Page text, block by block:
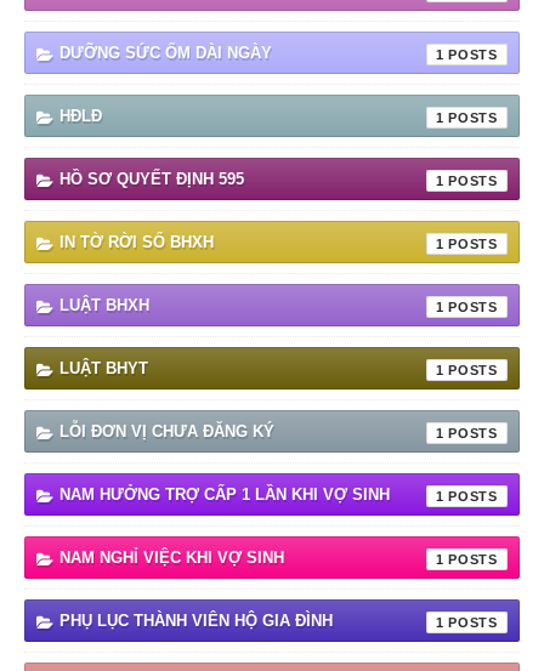
DƯỠNG SỨC ỐM DÀI NGÀY 1
HĐLĐ 1
HỒ SƠ QUYẾT ĐỊNH 595 1
IN TỜ RỜI SỔ BHXH 1
LUẬT BHXH 1
LUẬT BHYT 1
LỖI ĐƠN VỊ CHƯA ĐĂNG KÝ 1
NAM HƯỞNG TRỢ CẤP 1 LẦN KHI VỢ SINH 1
NAM NGHỈ VIỆC KHI VỢ SINH 1
PHỤ LỤC THÀNH VIÊN HỘ GIA ĐÌNH 1